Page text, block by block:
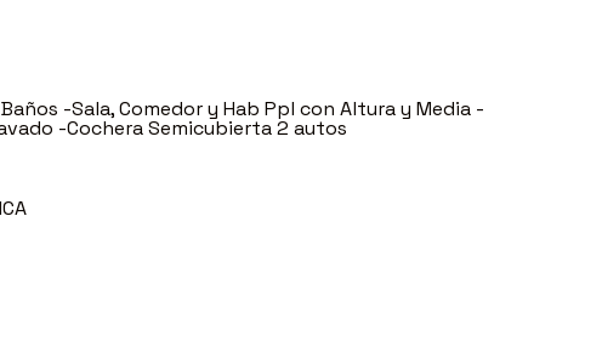
-Sala, Comedor y Hab Ppl con Altura y Media -
-Cochera Semicubierta 2 autos